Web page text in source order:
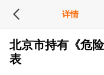
详情
北京市持有《危
表